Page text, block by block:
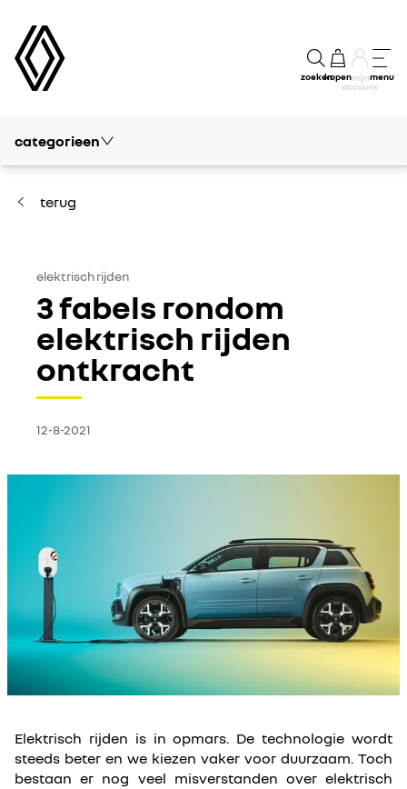
zoekenkopenmijn
account
menu
categorieen
blog
modellen
kennis
financieel
concept cars
terug
elektrisch rijden
3 fabels rondom
elektrisch rijden
ontkracht
12-8-2021
Elektrisch rijden is in opmars. De technologie wordt
steeds beter en we kiezen vaker voor duurzaam. Toch
bestaan er nog veel misverstanden over elektrisch